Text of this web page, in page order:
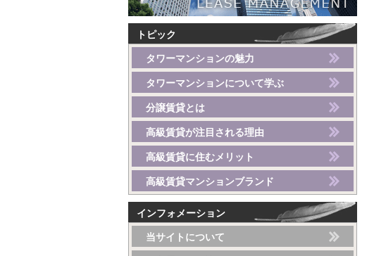
トピック
タワーマンションの魅力
タワーマンションについて学ぶ
分譲賃貸とは
高級賃貸が注目される理由
高級賃貸に住むメリット
高級賃貸マンションブランド
インフォメーション
当サイトについて